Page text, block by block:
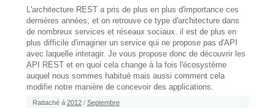
L'architecture REST a pris de plus en plus d'importance ces
dernières années, et on retrouve ce type d'architecture dans
de nombreux services et réseaux sociaux. il est de plus en
plus difficile d'imaginer un service qui ne propose pas d'API
avec laquelle interagir. Je vous propose donc de découvrir les
API REST et en quoi cela change à la fois l'écosystème
auquel nous sommes habitué mais aussi comment cela
modifie notre manière de concevoir des applications.
Rattaché à 2012 / Septembre